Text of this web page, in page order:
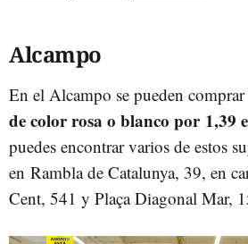
Alcampo
En el Alcampo se pueden comprar
de color rosa o blanco por 1,39
puedes encontrar varios de estos
en Rambla de Catalunya, 39, en
Cent, 541 y Plaça Diagonal Mar,